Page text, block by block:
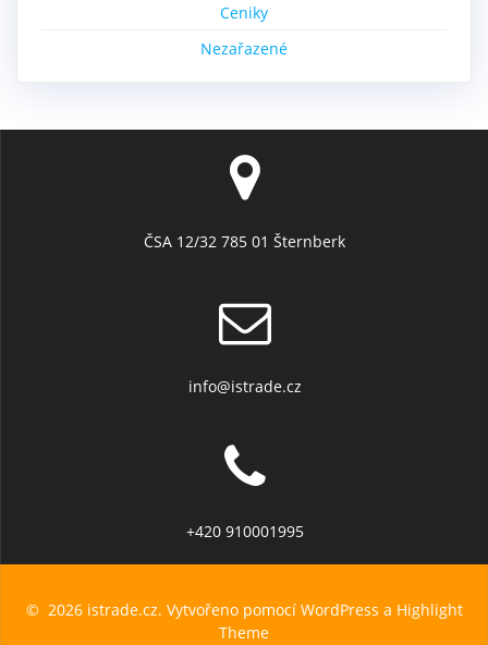
Ceniky
Nezařazené
ČSA 12/32 785 01 Šternberk
info@istrade.cz
+420 910001995
© 2026 istrade.cz. Vytvořeno pomocí WordPress a Highlight
Theme